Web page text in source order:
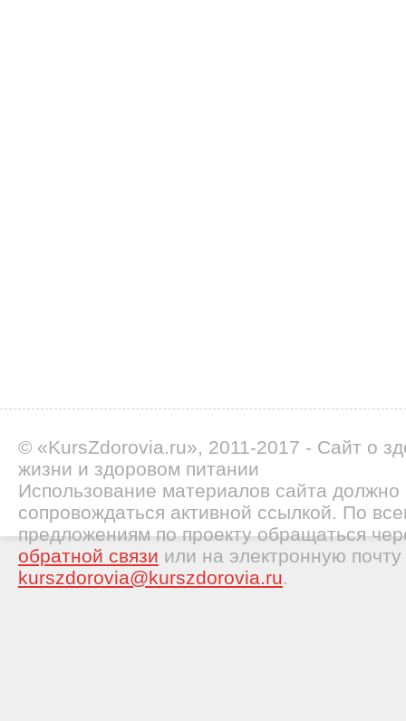
© «KursZdorovia.ru», 2011-2017 - Сайт о
жизни и здоровом питании
Использование материалов сайта должно
сопровождаться активной ссылкой. По
предложениям по проекту обращаться
обратной связи или на электронную почту
kurszdorovia@kurszdorovia.ru.